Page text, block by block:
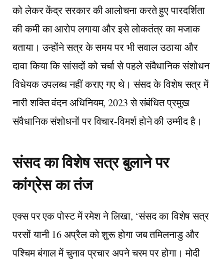
को लेकर केंद्र सरकार की आलोचना करते हुए पारदर्शिता
की कमी का आरोप लगाया और इसे लोकतंत्र का मजाक
बताया। उन्होंने सत्र के समय पर भी सवाल उठाया और
दावा किया कि सांसदों को चर्चा से पहले संवैधानिक संशोधन
विधेयक उपलब्ध नहीं कराए गए थे। संसद के विशेष सत्र में
नारी शक्ति वंदन अधिनियम, 2023 से संबंधित प्रमुख
संवैधानिक संशोधनों पर विचार-विमर्श होने की उम्मीद है।
संसद का विशेष सत्र बुलाने पर
कांग्रेस का तंज
एक्स पर एक पोस्ट में रमेश ने लिखा, ‘संसद का विशेष सत्र
परसों यानी 16 अप्रैल को शुरू होगा जब तमिलनाडु और
पश्चिम बंगाल में चुनाव प्रचार अपने चरम पर होगा। मोदी